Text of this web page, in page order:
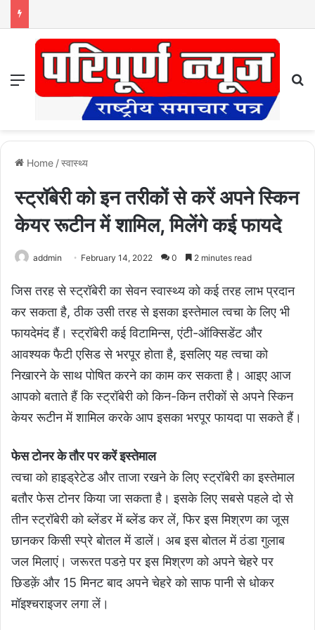
Menu
Home /स्वास्थ्य
स्ट्रॉबेरी को इन तरीकों से करें अपने स्किन
केयर रूटीन में शामिल, मिलेंगे कई फायदे
addmin February 14, 2022 0 2 minutes read
जिस तरह से स्ट्रॉबेरी का सेवन स्वास्थ्य को कई तरह लाभ प्रदान
कर सकता है, ठीक उसी तरह से इसका इस्तेमाल त्वचा के लिए भी
फायदेमंद हैं। स्ट्रॉबेरी कई विटामिन्स, एंटी-ऑक्सिडेंट और
आवश्यक फैटी एसिड से भरपूर होता है, इसलिए यह त्वचा को
निखारने के साथ पोषित करने का काम कर सकता है। आइए आज
आपको बताते हैं कि स्ट्रॉबेरी को किन-किन तरीकों से अपने स्किन
केयर रूटीन में शामिल करके आप इसका भरपूर फायदा पा सकते हैं।
फेस टोनर के तौर पर करें इस्तेमाल
त्वचा को हाइड्रेटेड और ताजा रखने के लिए स्ट्रॉबेरी का इस्तेमाल
बतौर फेस टोनर किया जा सकता है। इसके लिए सबसे पहले दो से
तीन स्ट्रॉबेरी को ब्लेंडर में ब्लेंड कर लें, फिर इस मिश्रण का जूस
छानकर किसी स्प्रे बोतल में डालें। अब इस बोतल में ठंडा गुलाब
जल मिलाएं। जरूरत पडऩे पर इस मिश्रण को अपने चेहरे पर
छिडक़ें और 15 मिनट बाद अपने चेहरे को साफ पानी से धोकर
मॉइश्चराइजर लगा लें।